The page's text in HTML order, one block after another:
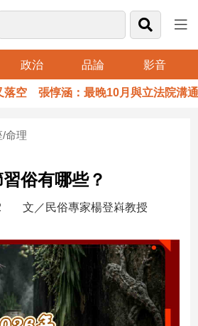
政治 品論 影音
張惇涵：最晚10月與立法院溝通
/命理
俗有哪些？
文／民俗專家楊登嵙教授